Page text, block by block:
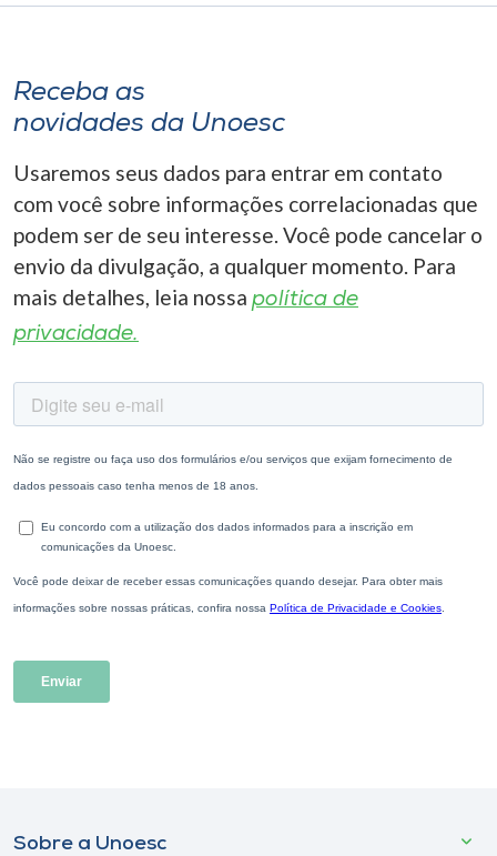
Receba as
novidades da Unoesc
Usaremos seus dados para entrar em contato
com você sobre informações correlacionadas que
podem ser de seu interesse. Você pode cancelar o
envio da divulgação, a qualquer momento. Para
mais detalhes, leia nossa política de
privacidade.
Sobre a Unoesc